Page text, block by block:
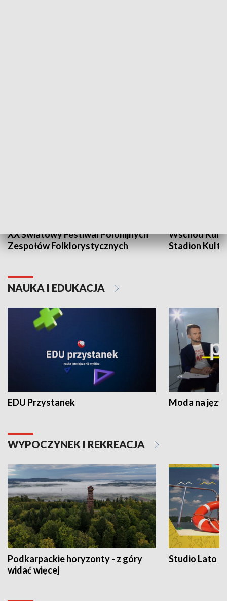
XX Światowy Festiwal Polonijnych
Zespołów Folklorystycznych
Wschód
Stadion
NAUKA I EDUKACJA
EDU Przystanek Moda na
WYPOCZYNEK I REKREACJA
Podkarpackie horyzonty - z góry
widać więcej
Studio Lato